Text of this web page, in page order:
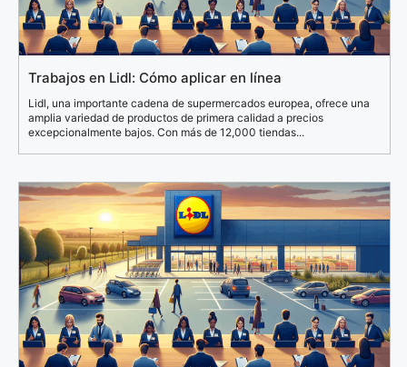
Trabajos en Lidl: Cómo aplicar en línea
Lidl, una importante cadena de supermercados europea, ofrece una
amplia variedad de productos de primera calidad a precios
excepcionalmente bajos. Con más de 12,000 tiendas...